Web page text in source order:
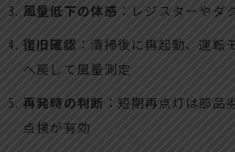
風量低下の体感 ：レジスターやダ
復旧確認 ：清掃後に再起動、運転
へ戻して風量測定
再発時の判断 ：短期再点灯は部品
点検が有効